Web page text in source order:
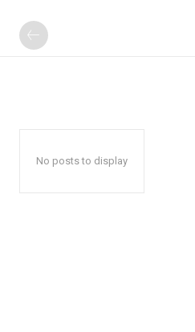
No posts to display